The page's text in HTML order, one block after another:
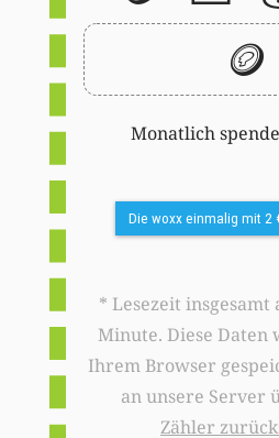
🪙
Monatlich
Die woxx einmalig mit 2
* Lesezeit insgesamt
Minute. Diese
Ihrem Browser
an unsere Server
Zähler